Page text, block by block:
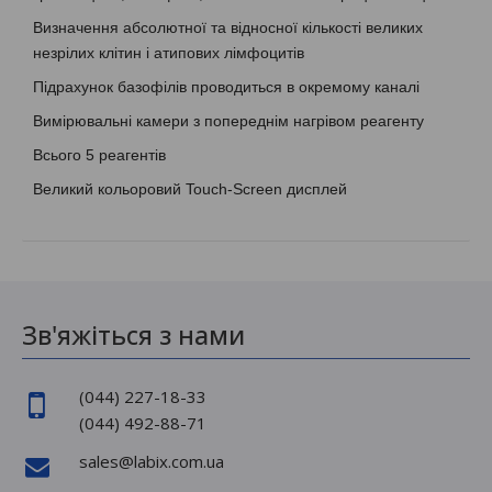
Визначення абсолютної та відносної кількості великих
незрілих клітин і атипових лімфоцитів
Підрахунок базофілів проводиться в окремому каналі
Вимірювальні камери з попереднім нагрівом реагенту
Всього 5 реагентів
Великий кольоровий Touch-Screen дисплей
Зв'яжіться з нами
(044) 227-18-33
(044) 492-88-71
sales@labix.com.ua